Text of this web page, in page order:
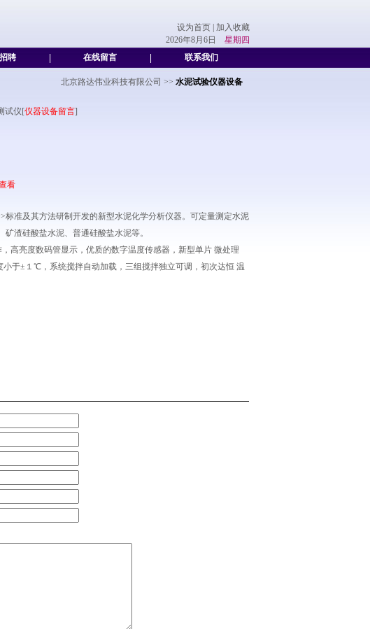
设为首页
加入收藏
2026年8月6日 星期四
聘 在线留言 联系我们
北京路达伟业科技有限公司 >> 水泥试验仪器设备
试仪[仪器设备留言]
看
标准及其方法研制开发的新型水泥化学分析仪器。可定量测定水泥
渣硅酸盐水泥、普通硅酸盐水泥等。
高亮度数码管显示，优质的数字温度传感器，新型单片 微处理
于±１℃，系统搅拌自动加载，三组搅拌独立可调，初次达恒 温